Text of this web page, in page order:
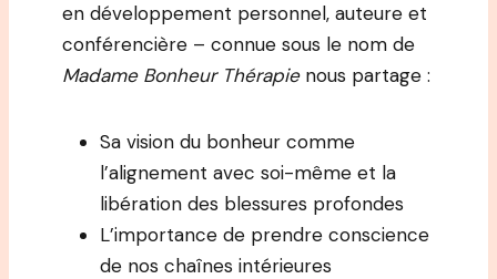
en développement personnel, auteure et
conférencière – connue sous le nom de
Madame Bonheur Thérapienous partage :
Sa vision du bonheur comme
l’alignement avec soi-même et la
libération des blessures profondes
L’importance de prendre conscience
de nos chaînes intérieures